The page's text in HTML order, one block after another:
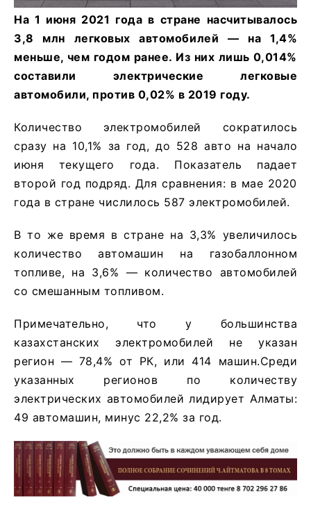
На 1 июня 2021 года в стране насчитывалось
3,8 млн легковых автомобилей — на 1,4%
меньше, чем годом ранее. Из них лишь 0,014%
составили электрические легковые
автомобили, против 0,02% в 2019 году.
Количество электромобилей сократилось
сразу на 10,1% за год, до 528 авто на начало
июня текущего года. Показатель падает
второй год подряд. Для сравнения: в мае 2020
года в стране числилось 587 электромобилей.
В то же время в стране на 3,3% увеличилось
количество автомашин на газобаллонном
топливе, на 3,6% — количество автомобилей
со смешанным топливом.
Примечательно, что у большинства
казахстанских электромобилей не указан
регион — 78,4% от РК, или 414 машин.Среди
указанных регионов по количеству
электрических автомобилей лидирует Алматы:
49 автомашин, минус 22,2% за год.